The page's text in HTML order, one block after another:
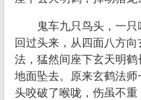
鬼车九只鸟头，一
回过头来，从四面八方
法，猛然间座下玄天明
地面坠去。原来玄鹤法
头咬破了喉咙，伤虽不